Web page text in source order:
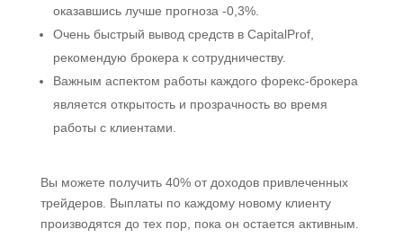
оказавшись лучше прогноза -0,3%.
Очень быстрый вывод средств в CapitalProf,
рекомендую брокера к сотрудничеству.
Важным аспектом работы каждого форекс-брокера
является открытость и прозрачность во время
работы с клиентами.
Вы можете получить 40% от доходов привлеченных
трейдеров. Выплаты по каждому новому клиенту
производятся до тех пор, пока он остается активным.